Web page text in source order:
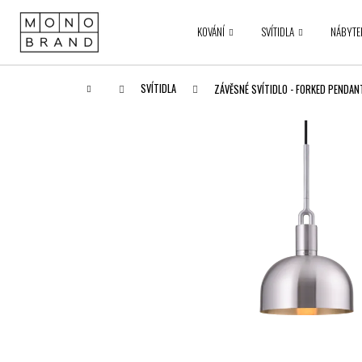
obsah
KOVÁNÍ SVÍTIDLA
Domů SVÍTIDLA ZÁVĚSNÉ SVÍTIDLO - FORKED
í
Zpět
do obchodu
Zpět
do obchodu